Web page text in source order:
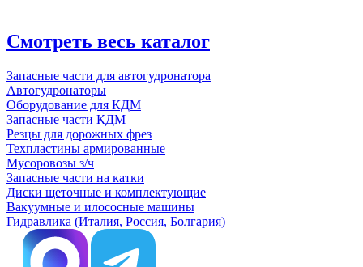
Смотреть весь каталог
Запасные части для автогудронатора
Автогудронаторы
Оборудование для КДМ
Запасные части КДМ
Резцы для дорожных фрез
Техпластины армированные
Мусоровозы з/ч
Запасные части на катки
Диски щеточные и комплектующие
Вакуумные и илососные машины
Гидравлика (Италия, Россия, Болгария)